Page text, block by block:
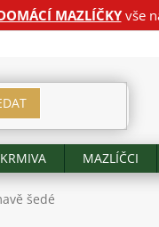
MAZLÍČKYvše
KRMIVA MAZLÍČCI
šedé